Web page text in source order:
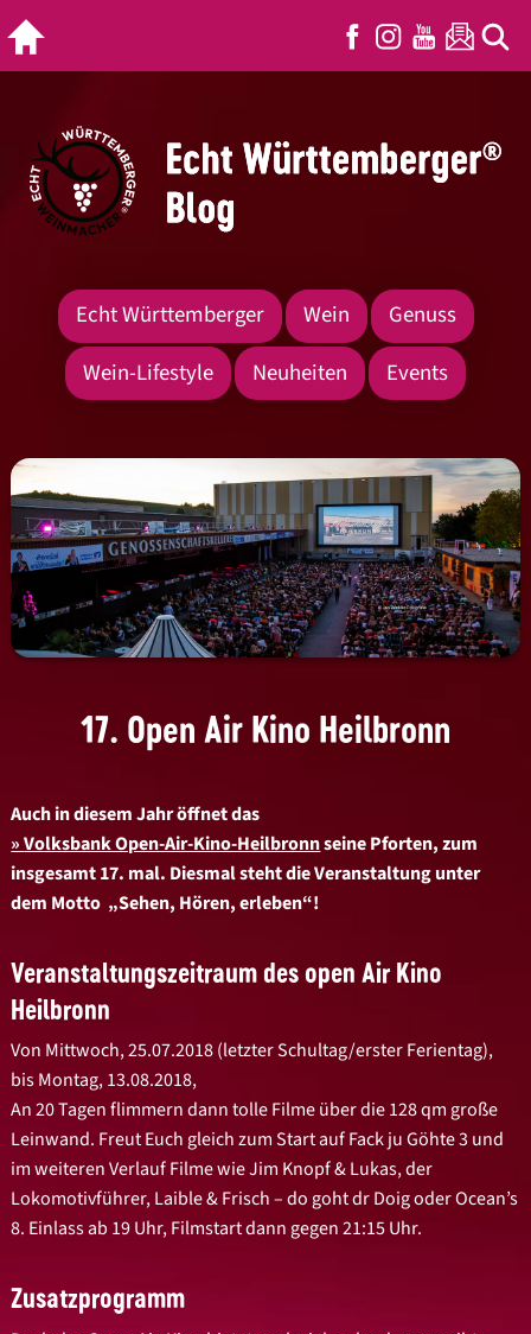
Echt Württemberger Wein
Genuss
Wein-Lifestyle
Neuheiten Events
17. Open Air Kino Heilbronn
Auch in diesem Jahr öffnet das
Volksbank Open-Air-Kino-Heilbronnseine Pforten, zum
insgesamt 17. mal. Diesmal steht die Veranstaltung unter
dem Motto „Sehen, Hören, erleben“!
Veranstaltungszeitraum des open Air Kino
Heilbronn
Von Mittwoch, 25.07.2018 (letzter Schultag/erster Ferientag),
bis Montag, 13.08.2018,
An 20 Tagen flimmern dann tolle Filme über die 128 qm große
Leinwand. Freut Euch gleich zum Start auf Fack ju Göhte 3 und
im weiteren Verlauf Filme wie Jim Knopf & Lukas, der
Lokomotivführer, Laible & Frisch – do goht dr Doig oder Ocean’s
8. Einlass ab 19 Uhr, Filmstart dann gegen 21:15 Uhr.
Zusatzprogramm